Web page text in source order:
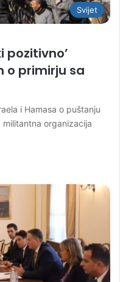
Svijet
pozitivno’
o primirju sa
i Hamasa o puštanju
organizacija